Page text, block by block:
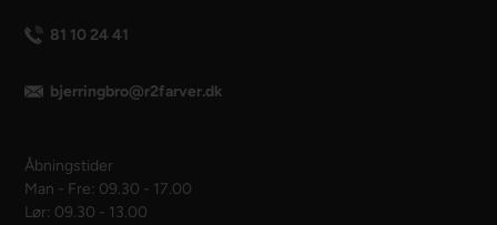
81 10 24 41
bjerringbro@r2farver.dk
Åbningstider
Man - Fre: 09.30 - 17.00
Lør: 09.30 - 13.00